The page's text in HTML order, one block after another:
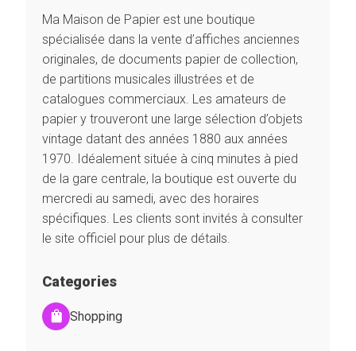
Ma Maison de Papier est une boutique
spécialisée dans la vente d’affiches anciennes
originales, de documents papier de collection,
de partitions musicales illustrées et de
catalogues commerciaux. Les amateurs de
papier y trouveront une large sélection d’objets
vintage datant des années 1880 aux années
1970. Idéalement située à cinq minutes à pied
de la gare centrale, la boutique est ouverte du
mercredi au samedi, avec des horaires
spécifiques. Les clients sont invités à consulter
le site officiel pour plus de détails.
Categories
Shopping